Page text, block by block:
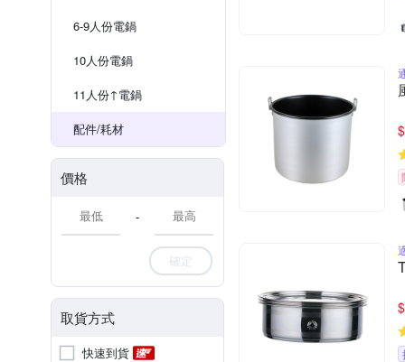
6-9人份電鍋
10人份電鍋
11人份↑電鍋
配件/耗材
價格
-
確定
取貨方式
快速到貨
$
$